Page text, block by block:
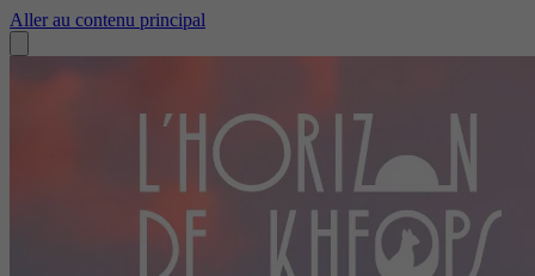
Aller au contenu principal